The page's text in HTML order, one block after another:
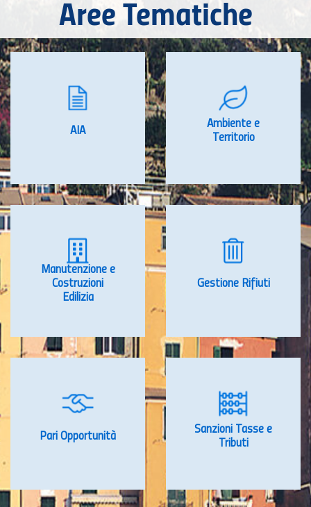
Aree Tematiche
AIA
Ambiente e
Territorio
Manutenzione e
Costruzioni
Edilizia
Gestione Rifiuti
Pari Opportunità
Sanzioni Tasse e
Tributi